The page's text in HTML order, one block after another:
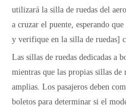
utilizará la silla de ruedas del
a cruzar el puente, esperando
y verifique en la silla de ruedas]
Las sillas de ruedas dedicadas a
mientras que las propias sillas de
amplias. Los pasajeros deben
boletos para determinar si el